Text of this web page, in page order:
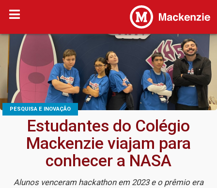
PESQUISA E INOVAÇÃO
Estudantes do Colégio
Mackenzie viajam para
conhecer a NASA
Alunos venceram hackathon em 2023 e o prêmio era